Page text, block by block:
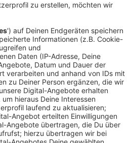
die über das Internet oder
begangen werden, ist um
58.000 gestiegen. Die Kurve
immer weiter nach oben.
Straftaten werden